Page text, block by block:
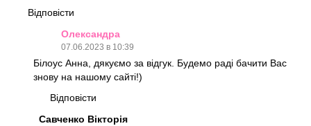
Відповісти
Олександра
07.06.2023 в 10:39
Білоус Анна, дякуємо за відгук. Будемо раді бачити Вас
знову на нашому сайті!)
Відповісти
Савченко Вікторія